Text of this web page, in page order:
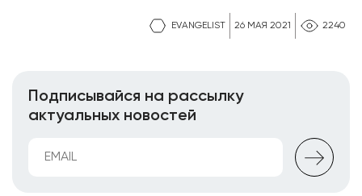
EVANGELIST 26 МАЯ 2021 2240
Подписывайся на рассылку
актуальных новостей